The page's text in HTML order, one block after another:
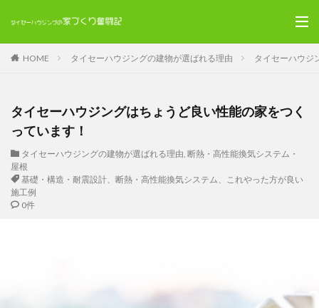
HOME タイセーハウジングの建物が選ばれる理由 タイセーハウジ
タイセーハウジングはちょうど良い性能の家をつく
っています！
タイセーハウジングの建物が選ばれる理由, 断熱・高性能換気システム・
屋根
基礎・構造・耐震設計、断熱・高性能換気システム、これやった方が良い
施工例
0件